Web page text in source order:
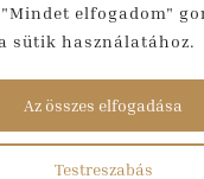
elfogadom"
sütik használatához.
Testreszabás
Az összes elfogadása
Minden jog
Residence
Hotel & Wellness****